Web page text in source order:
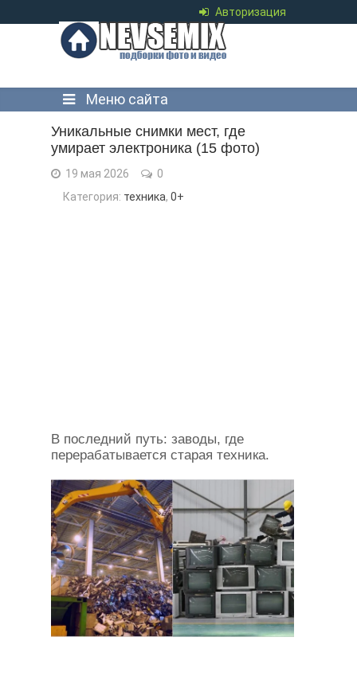
Авторизация
Меню сайта
Уникальные снимки мест, где
умирает электроника (15 фото)
19 мая 2026
0
Категория: техника, 0+
В последний путь: заводы, где
перерабатывается старая техника.